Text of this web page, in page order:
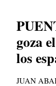
goza
los
JUAN